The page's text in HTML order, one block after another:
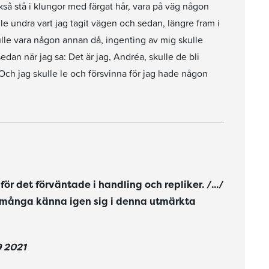
stå i klungor med färgat hår, vara på väg någon
undra vart jag tagit vägen och sedan, längre fram i
vara någon annan då, ingenting av mig skulle
när jag sa: Det är jag, Andréa, skulle de bli
jag skulle le och försvinna för jag hade någon
det förväntade i handling och repliker. /.../
känna igen sig i denna utmärkta
2021